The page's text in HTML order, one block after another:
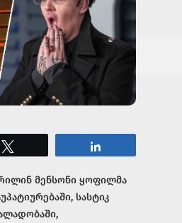
მენსონი ყოფილმა
სასტიკ